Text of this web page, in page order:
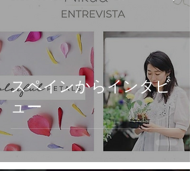
スペインからインタビ
ュー